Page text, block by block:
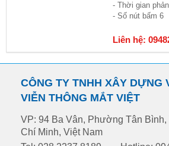
- Thời gian
- Số nút bấm 6
Liên hệ:
CÔNG TY TNHH XÂY DỰNG
VIỄN THÔNG MẮT VIỆT
VP: 94 Ba Vân, Phường Tân
Chí Minh, Việt Nam